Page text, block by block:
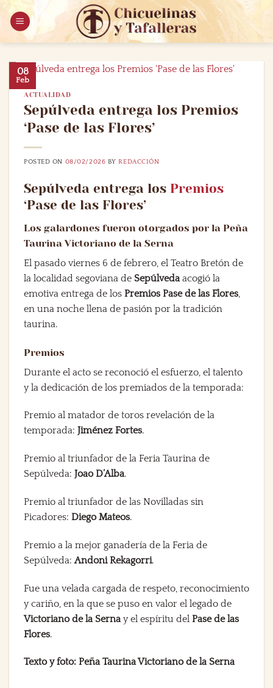
Saltar
contenido
08
Feb
ACTUALIDAD
Sepúlveda entrega los Premios
‘Pase de las Flores’
POSTED ON 08/02/2026 BYREDACCIÓN
Sepúlveda entrega los Premios
‘Pase de las Flores’
Los galardones fueron otorgados por la Peña
Taurina Victoriano de la Serna
El pasado viernes 6 de febrero, el Teatro Bretón de
la localidad segoviana de Sepúlvedaacogió la
emotiva entrega de los Premios Pase de las Flores,
en una noche llena de pasión por la tradición
taurina.
Premios
Durante el acto se reconoció el esfuerzo, el talento
y la dedicación de los premiados de la temporada:
Premio al matador de toros revelación de la
temporada: Jiménez Fortes.
Premio al triunfador de la Feria Taurina de
Sepúlveda: Joao D’Alba.
Premio al triunfador de las Novilladas sin
Picadores: Diego Mateos.
Premio a la mejor ganadería de la Feria de
Sepúlveda:Andoni Rekagorri.
Fue una velada cargada de respeto, reconocimiento
y cariño, en la que se puso en valor el legado de
Victoriano de la Serna y el espíritu del Pase de las
Flores.
Texto y foto: Peña Taurina Victoriano de la Serna